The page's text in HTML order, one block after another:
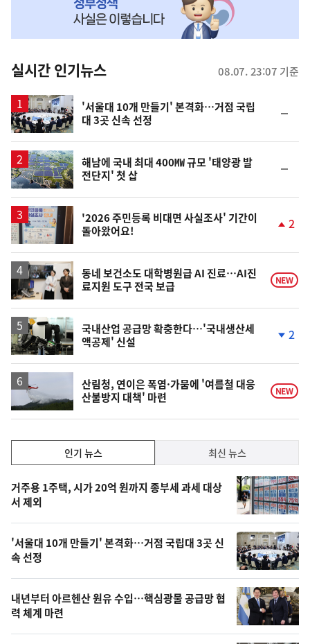
뉴
스
실시간 인기뉴스 08.07. 23:07 기준
'서울대 10개 만들기' 본격화…거점 국립
대 3곳 신속 선정
일
해남에 국내 최대 400㎿ 규모 '태양광 발
전단지' 첫 삽
일
'2026 주민등록 비대면 사실조사' 기간이
돌아왔어요!
상
승
2
동네 보건소도 대학병원급 AI 진료…AI진
료지원 도구 전국 보급
NEW
국내산업 공급망 확충한다…'국내생산세
액공제' 신설
하
락
2
산림청, 연이은 폭염·가뭄에 '여름철 대응
산불방지 대책' 마련
NEW
기,
최
신,
오
늘
의
영
상
인기 뉴스 최신 뉴스
인
기
뉴
스
거주용 1주택, 시가 20억 원까지 종부세 과세 대상
서 제외
'서울대 10개 만들기' 본격화…거점 국립대 3곳 신
속 선정
내년부터 아르헨산 원유 수입…핵심광물 공급망 협
력 체계 마련